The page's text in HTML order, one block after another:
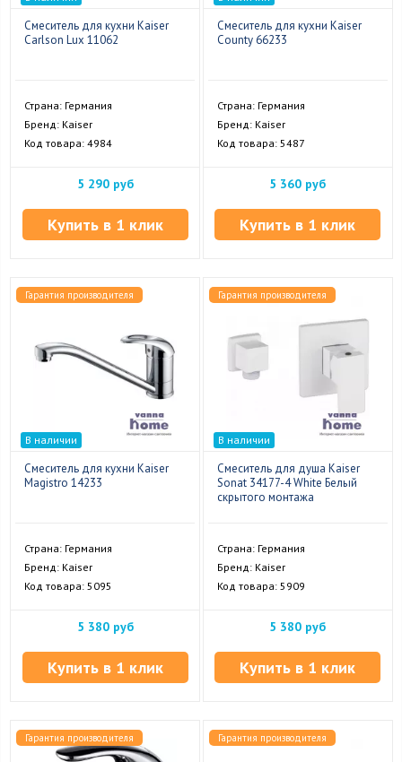
Смеситель для кухни Kaiser
Carlson Lux 11062
Страна: Германия
Бренд: Kaiser
Код товара: 4984
5 290 руб
Купить в 1 клик
Смеситель для кухни Kaiser
County 66233
Страна: Германия
Бренд: Kaiser
Код товара: 5487
5 360 руб
Купить в 1 клик
Гарантия производителя
В наличии
Смеситель для кухни Kaiser
Magistro 14233
Страна: Германия
Бренд: Kaiser
Код товара: 5095
5 380 руб
Купить в 1 клик
Гарантия производителя
В наличии
Смеситель для душа Kaiser
Sonat 34177-4 White Белый
скрытого монтажа
Страна: Германия
Бренд: Kaiser
Код товара: 5909
5 380 руб
Купить в 1 клик
Гарантия производителя Гарантия производителя